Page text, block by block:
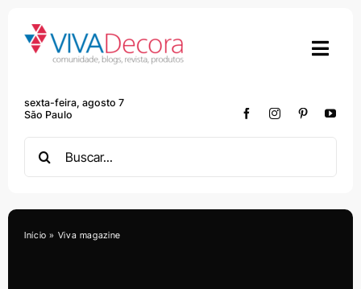
content
sexta-feira, agosto 7
São Paulo
for:
Início » Viva magazine